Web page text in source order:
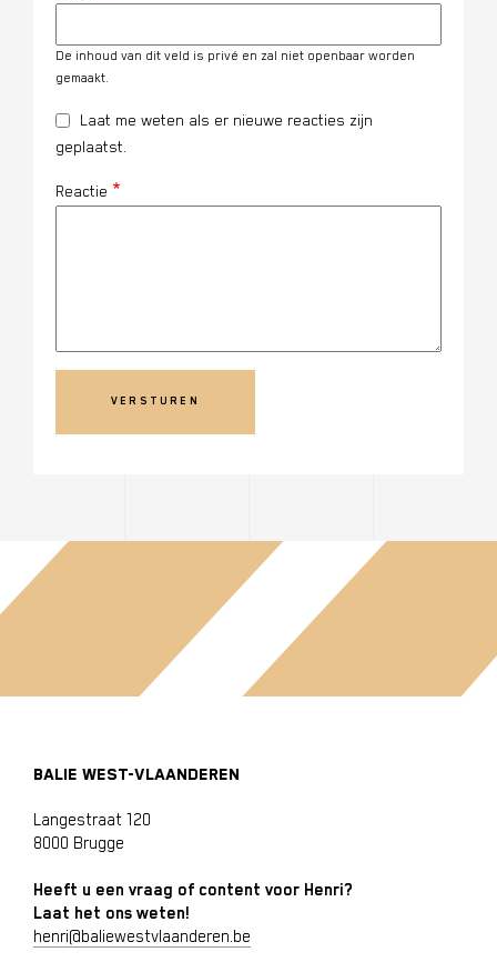
De inhoud van dit veld is privé en zal niet openbaar worden
gemaakt.
Laat me weten als er nieuwe reacties zijn
geplaatst.
Reactie
BALIE WEST-VLAANDEREN
Langestraat 120
8000 Brugge
Heeft u een vraag of content voor Henri?
Laat het ons weten!
henri@baliewestvlaanderen.be